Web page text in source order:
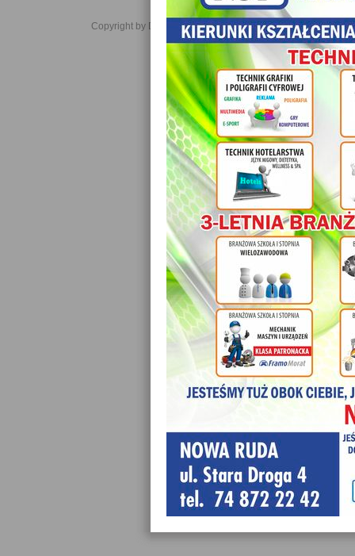
Copyright by Daniel JabĹoĹski 2006-2021. All rights